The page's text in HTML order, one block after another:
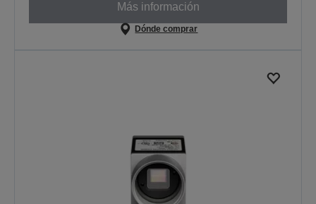
Más información
Dónde comprar